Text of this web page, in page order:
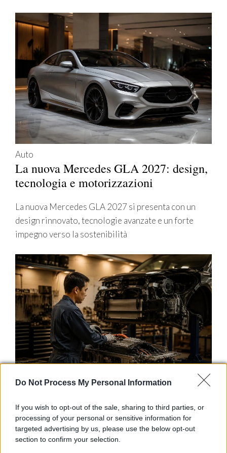
Do Not Process My Personal Information
If you wish to opt-out of the sale, sharing to third parties, or
processing of your personal or sensitive information for
targeted advertising by us, please use the below opt-out
section to confirm your selection.
Auto
La nuova Mercedes GLA 2027: design,
tecnologia e motorizzazioni
La nuova Mercedes GLA 2027 si presenta con un
design rinnovato, tecnologie avanzate e un forte
impegno verso la sostenibilità
Scopri la nuova Kia Seltos 2026:
design, tecnologia e prestazioni